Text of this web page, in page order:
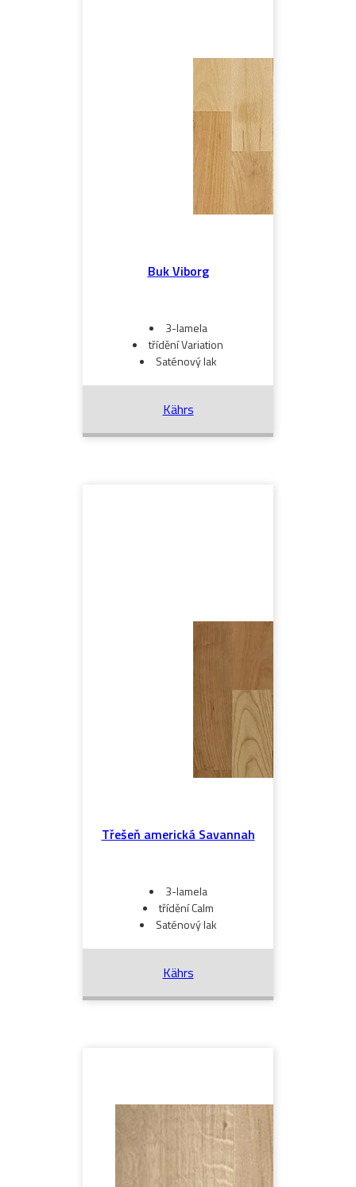
Buk Viborg
3-lamela
třídění Variation
Saténový lak
Kährs
Třešeň americká Savannah
3-lamela
třídění Calm
Saténový lak
Kährs